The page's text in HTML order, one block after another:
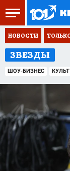
НОВОСТИ
ЗВЕЗДЫ
ШОУ-БИЗНЕС